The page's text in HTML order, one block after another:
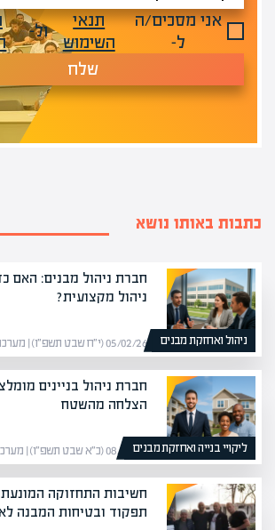
אני מסכים/ה
ל-
תנאי
השימוש
ול-
שלח
כתבות באותו נושא
ניהול ואחזקת מבנים
חברת ניהול מבנים: האם
ניהול מקצועית?
05/02/26 (י״ח שבט תשפ״ו) | מערכת אפיק
ליקויי בנייה ואחזקת מבנים
חברת ניהול בניינים
הצלחה מהשטח
08/02/26 (כ״א שבט תשפ״ו) | מערכת אפיק
חשיבות התחזוקה
תפקוד ובטיחות המבנה